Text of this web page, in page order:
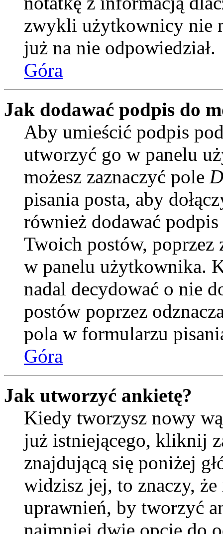
zwykli użytkownicy nie
już na nie odpowiedział.
Góra
Jak dodawać podpis do
Aby umieścić podpis
utworzyć go w panelu
możesz zaznaczyć pole
pisania posta, aby
również dodawać
Twoich postów, poprzez
w panelu użytkownika.
nadal decydować o nie
postów poprzez
pola w formularzu
Góra
Jak utworzyć ankietę?
Kiedy tworzysz nowy
już istniejącego, kliknij
znajdującą się poniżej
widzisz jej, to znaczy,
uprawnień, by tworzyć
najmniej dwie opcje do